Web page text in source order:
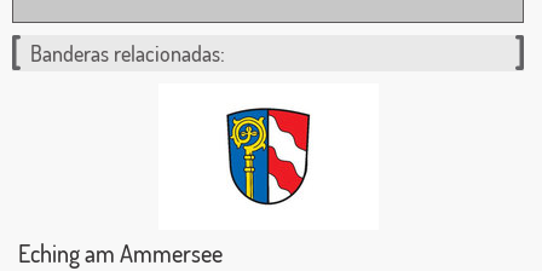
Banderas relacionadas:
Eching am Ammersee